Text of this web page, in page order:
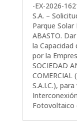
-EX-2026-
S.A. –
Parque Solar
ABASTO.
la
por la
SOCIEDAD
COMERCIAL
S.A.I.C.),
Fotovoltaico